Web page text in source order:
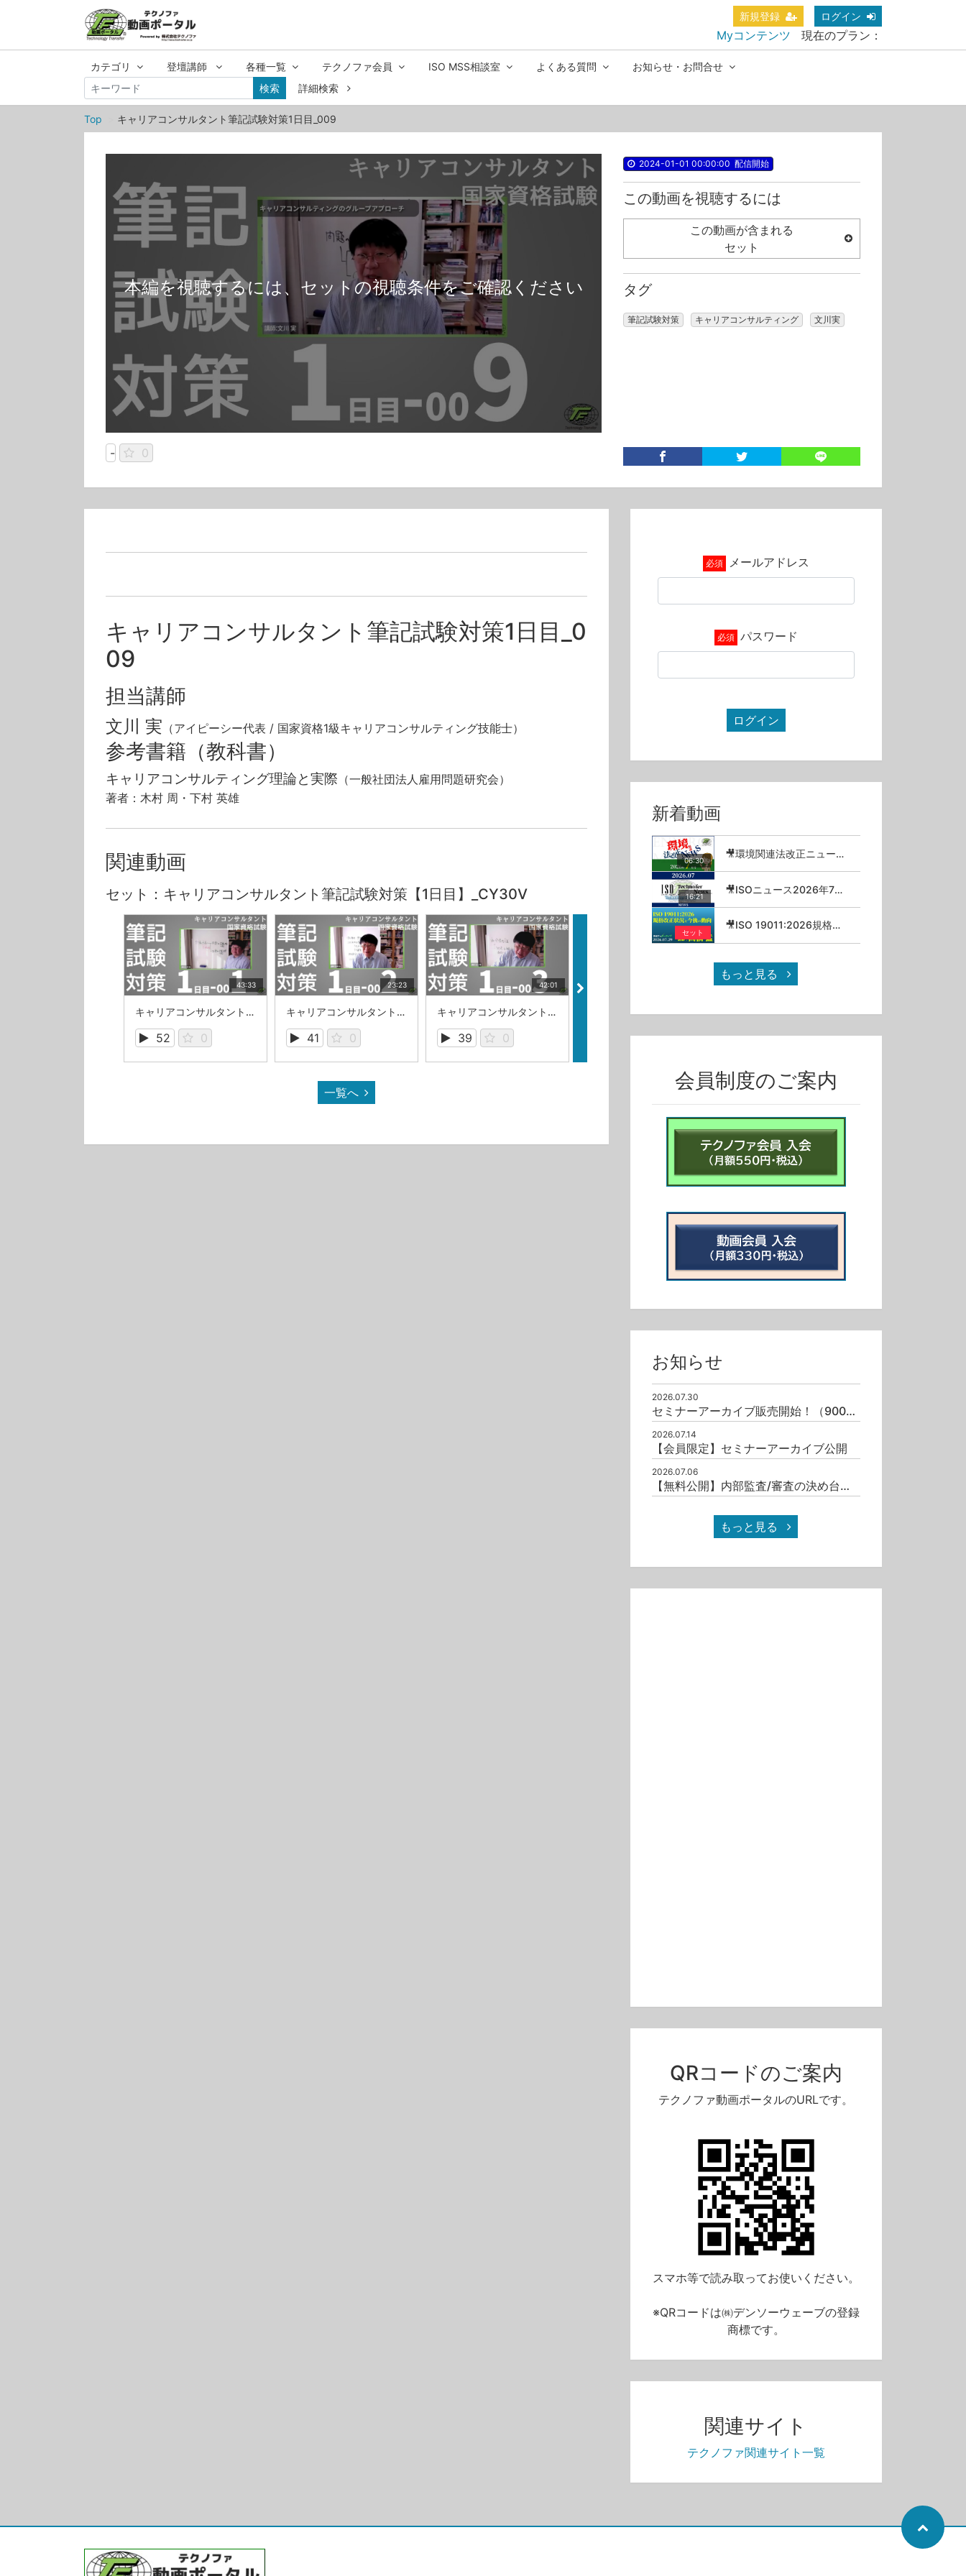
新規登録 ログイン
Myコンテンツ 現在のプラン：
カテゴリ 登壇講師 各種一覧 テクノファ会員 ISO MSS相談室 よくある質問
お知らせ・お問合せ
検索
詳細検索
Top キャリアコンサルタント筆記試験対策1日目_009
本編を視聴するには、セットの視聴条件をご確認ください
- 0
2024-01-01 00:00:00 配信開始
この動画を視聴するには
この動画が含まれる
セット
タグ
筆記試験対策 キャリアコンサルティング 文川実
キャリアコンサルタント筆記試験対策1日目_0
09
担当講師
文川 実 （アイピーシー代表 / 国家資格1級キャリアコンサルティング技能士）
参考書籍（教科書）
キャリアコンサルティング理論と実際 （一般社団法人雇用問題研究会）
著者：木村 周・下村 英雄
関連動画
セット：キャリアコンサルタント筆記試験対策【1日目】_CY30V
43:33
キャリアコンサルタント筆記試験対策1日目_001
52 0
23:23
キャリアコンサルタント筆記試験対策1日目_002
41 0
42:01
キャリアコンサルタント筆記試験対策1日目_003
39 0
キャリアコンサルタント筆記試験対策1日目_004
0
キャリアコンサルタント筆記試験対策1日目_005
40 0
一覧へ
メールアドレス
パスワード
ログイン
新着動画
06:30
🎥環境関連法改正ニュース_2026年7月
16:21
🎥ISOニュース2026年7月号
セット
🎥ISO 19011:2026規格改正状況と今後の動向／高橋猛【セミナーアーカイブ】
もっと見る
会員制度のご案内
お知らせ
2026.07.30
セミナーアーカイブ販売開始！（9001/19011）
2026.07.14
【会員限定】セミナーアーカイブ公開
2026.07.06
【無料公開】内部監査/審査の決め台詞十撰（其之一）
もっと見る
QRコードのご案内
テクノファ動画ポータルのURLです。
スマホ等で読み取ってお使いください。
※QRコードは㈱デンソーウェーブの登録
商標です。
関連サイト
テクノファ関連サイト一覧